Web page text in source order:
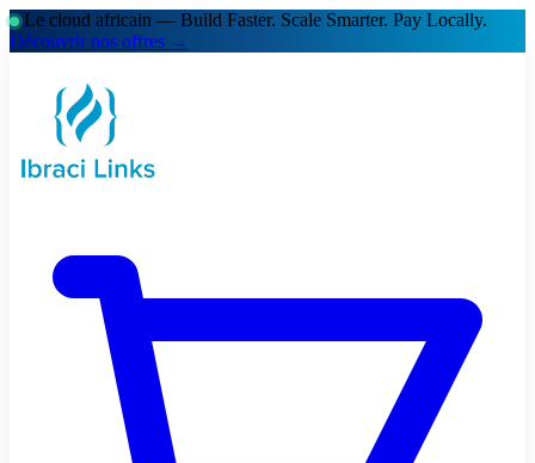
Le cloud africain — Build Faster. Scale Smarter. Pay Locally.
Découvrir nos offres →